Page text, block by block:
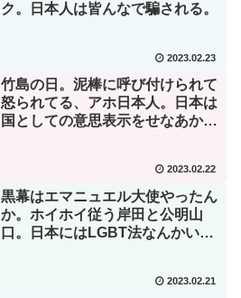
ク。日本人は皆んなで騙される。
2023.02.23
竹島の日。泥棒に呼び付けられて
怒られてる、アホ日本人。日本は
国としての意思表示をせなあか
2023.02.22
黒幕はエマニュエル大使やったん
か。ホイホイ従う岸田と公明山
口。日本にはLGBT法なんかいら
2023.02.21